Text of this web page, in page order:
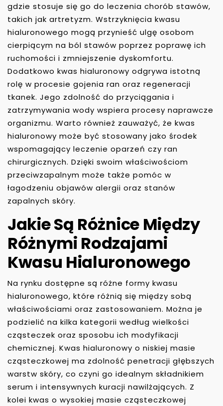
gdzie stosuje się go do leczenia chorób stawów,
takich jak artretyzm. Wstrzyknięcia kwasu
hialuronowego mogą przynieść ulgę osobom
cierpiącym na ból stawów poprzez poprawę ich
ruchomości i zmniejszenie dyskomfortu.
Dodatkowo kwas hialuronowy odgrywa istotną
rolę w procesie gojenia ran oraz regeneracji
tkanek. Jego zdolność do przyciągania i
zatrzymywania wody wspiera procesy naprawcze
organizmu. Warto również zauważyć, że kwas
hialuronowy może być stosowany jako środek
wspomagający leczenie oparzeń czy ran
chirurgicznych. Dzięki swoim właściwościom
przeciwzapalnym może także pomóc w
łagodzeniu objawów alergii oraz stanów
zapalnych skóry.
Jakie Są Różnice Między
Różnymi Rodzajami
Kwasu Hialuronowego
Na rynku dostępne są różne formy kwasu
hialuronowego, które różnią się między sobą
właściwościami oraz zastosowaniem. Można je
podzielić na kilka kategorii według wielkości
cząsteczek oraz sposobu ich modyfikacji
chemicznej. Kwas hialuronowy o niskiej masie
cząsteczkowej ma zdolność penetracji głębszych
warstw skóry, co czyni go idealnym składnikiem
serum i intensywnych kuracji nawilżających. Z
kolei kwas o wysokiej masie cząsteczkowej